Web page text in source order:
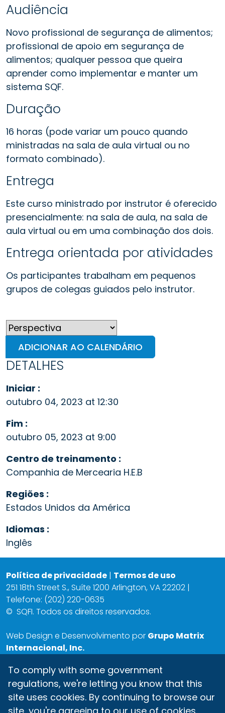
Audiência
Novo profissional de segurança de alimentos;
profissional de apoio em segurança de
alimentos; qualquer pessoa que queira
aprender como implementar e manter um
sistema SQF.
Duração
16 horas (pode variar um pouco quando
ministradas na sala de aula virtual ou no
formato combinado).
Entrega
Este curso ministrado por instrutor é oferecido
presencialmente: na sala de aula, na sala de
aula virtual ou em uma combinação dos dois.
Entrega orientada por atividades
Os participantes trabalham em pequenos
grupos de colegas guiados pelo instrutor.
ADICIONAR AO CALENDÁRIO
DETALHES
Iniciar :
outubro 04, 2023 at 12:30
Fim :
outubro 05, 2023 at 9:00
Centro de treinamento :
Companhia de Mercearia H.E.B
Regiões :
Estados Unidos da América
Idiomas :
Inglês
Política de privacidade | Termos de uso
251 18th Street S., Suíte 1200 Arlington, VA 22202 |
Telefone: (202) 220-0635
© SQFI. Todos os direitos reservados.
Web Design e Desenvolvimento por Grupo Matrix
Internacional, Inc.
To comply with some government
regulations, we're letting you know that this
site uses cookies. By continuing to browse our